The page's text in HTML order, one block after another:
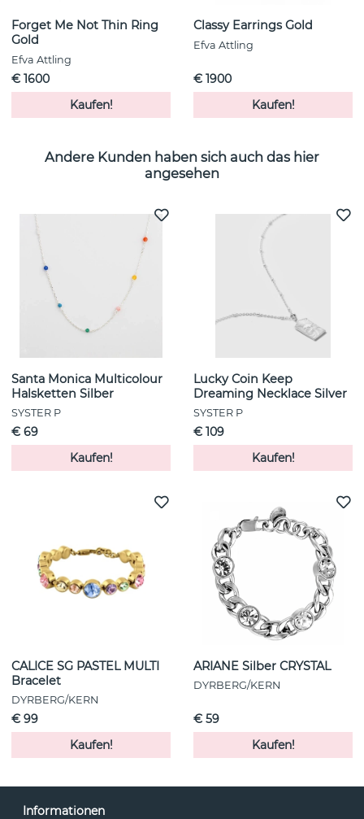
Forget Me Not Thin Ring
Gold
Efva Attling
€ 1600
Kaufen!
Classy Earrings Gold
Efva Attling
€ 1900
Kaufen!
Andere Kunden haben sich auch das hier
angesehen
Santa Monica Multicolour
Halsketten Silber
SYSTER P
€ 69
Kaufen!
Lucky Coin Keep
Dreaming Necklace Silver
SYSTER P
€ 109
Kaufen!
CALICE SG PASTEL MULTI
Bracelet
DYRBERG/KERN
€ 99
Kaufen!
ARIANE Silber CRYSTAL
DYRBERG/KERN
€ 59
Kaufen!
Informationen